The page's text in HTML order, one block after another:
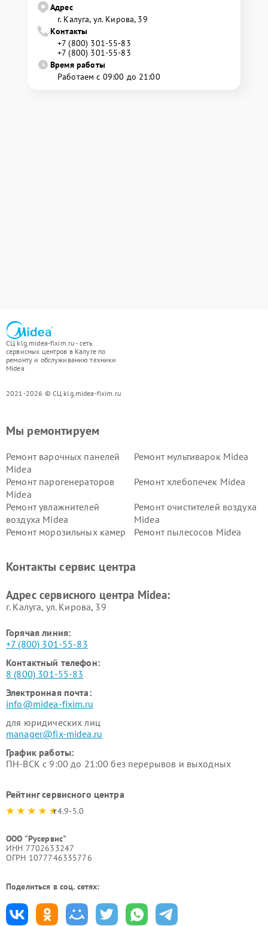
Адрес
г. Калуга, ул. Кирова, 39
Контакты
+7 (800) 301-55-83
+7 (800) 301-55-83
Время работы
Работаем с 09:00 до 21:00
СЦ klg.midea-fixim.ru - сеть
сервисных центров в Калуге по
ремонту и обслуживанию техники
Midea
2021-2026 © СЦ klg.midea-fixim.ru
Мы ремонтируем
Ремонт варочных панелей
Midea
Ремонт мультиварок Midea
Ремонт парогенераторов
Midea
Ремонт хлебопечек Midea
Ремонт увлажнителей
воздуха Midea
Ремонт очистителей воздуха
Midea
Ремонт морозильных камер
Ремонт пылесосов Midea
пылесосов Midea
Midea
Контакты сервис центра
Адрес сервисного центра Midea:
г. Калуга, ул. Кирова, 39
Горячая линия:
+7 (800) 301-55-83
Контактный телефон:
8 (800) 301-55-83
Электронная почта:
info@midea-fixim.ru
для юридических лиц
manager@fix-midea.ru
График работы:
ПН-ВСК с 9:00 до 21:00 без перерывов и выходных
Рейтинг сервисного центра
4.9-5.0
ООО "Русервис"
ИНН 7702633247
ОГРН 1077746335776
Поделиться в соц. сетях: